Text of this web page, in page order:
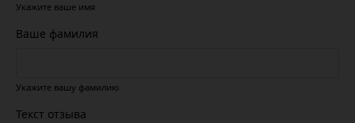
Укажите ваше имя
Ваше фамилия
Укажите вашу фамилию
Текст отзыва